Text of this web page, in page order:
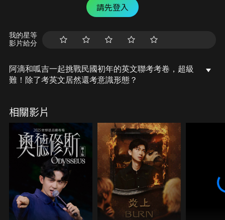
請先登入
我的星等
影片給分
阿滴和呱吉一起挑戰民國初年的英文聯考考卷，超級
難！除了考英文居然還考意識形態？
相關影片